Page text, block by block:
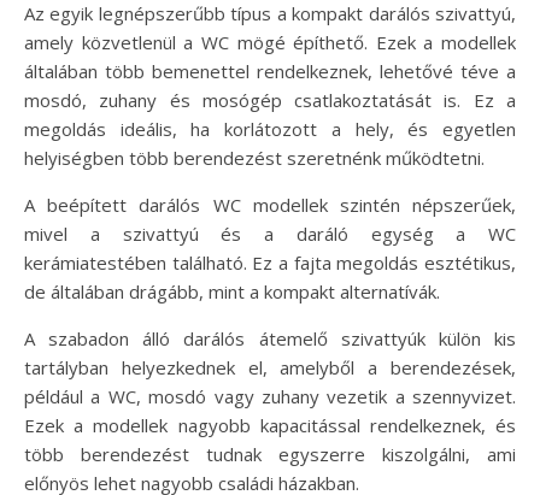
Az egyik legnépszerűbb típus a kompakt darálós szivattyú,
amely közvetlenül a WC mögé építhető. Ezek a modellek
általában több bemenettel rendelkeznek, lehetővé téve a
mosdó, zuhany és mosógép csatlakoztatását is. Ez a
megoldás ideális, ha korlátozott a hely, és egyetlen
helyiségben több berendezést szeretnénk működtetni.
A beépített darálós WC modellek szintén népszerűek,
mivel a szivattyú és a daráló egység a WC
kerámiatestében található. Ez a fajta megoldás esztétikus,
de általában drágább, mint a kompakt alternatívák.
A szabadon álló darálós átemelő szivattyúk külön kis
tartályban helyezkednek el, amelyből a berendezések,
például a WC, mosdó vagy zuhany vezetik a szennyvizet.
Ezek a modellek nagyobb kapacitással rendelkeznek, és
több berendezést tudnak egyszerre kiszolgálni, ami
előnyös lehet nagyobb családi házakban.